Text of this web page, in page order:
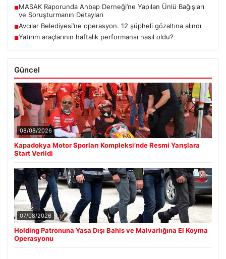
■MASAK Raporunda Ahbap Derneği’ne Yapılan Ünlü Bağışları
ve Soruşturmanın Detayları
■Avcılar Belediyesi’ne operasyon. 12 şüpheli gözaltına alındı
■Yatırım araçlarının haftalık performansı nasıl oldu?
Güncel
08/08/2026
Kapadokya Motor Sporları Kompleksi’nde Resmi Yarışlara
Start Verildi
07/08/2026
Holding Patronuna Yasa Dışı Bahis ve Malvarlığına El Koyma
Operasyonu